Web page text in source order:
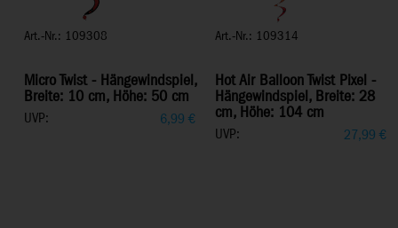
Art.-Nr.: 109308
Micro Twist - Hängewindspiel,
Breite: 10 cm, Höhe: 50 cm
UVP: 6,99 €
Art.-Nr.: 109314
Hot Air Balloon Twist Pixel -
Hängewindspiel, Breite: 28
cm, Höhe: 104 cm
UVP: 27,99 €